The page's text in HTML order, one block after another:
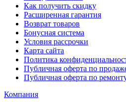
Как получить скидку
Расширенная гарантия
Возврат товаров
Бонусная система
Условия рассрочки
Карта сайта
Политика
Публичная оферта по
Публичная оферта по
Компания